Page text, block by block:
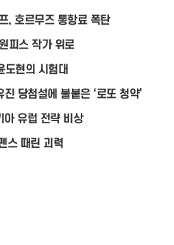
, 호르무즈 통항료 폭탄
피스 작가 위로
도현의 시험대
당첨설에 불붙은 ‘로또 청약’
유럽 전략 비상
스 때린 괴력